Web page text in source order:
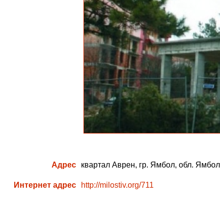
Адрес квартал Аврен, гр. Ямбол, обл. Ямбол
Интернет адрес http://milostiv.org/711